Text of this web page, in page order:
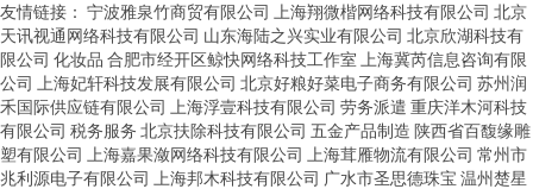
友情链接： 宁波雅泉竹商贸有限公司 上海翔微楷网络科技有限公司 北京
天讯视通网络科技有限公司 山东海陆之兴实业有限公司 北京欣湖科技有
限公司 化妆品 合肥市经开区鲸快网络科技工作室 上海冀芮信息咨询有限
公司
上海妃轩科技发展有限公司 北京好粮好菜电子商务有限公司 苏州润
禾国际供应链有限公司
上海浮壹科技有限公司 劳务派遣 重庆洋木河科技
有限公司 税务服务 北京扶除科技有限公司 五金产品制造 陕西省百馥缘雕
塑有限公司
上海嘉果潋网络科技有限公司 上海茸雁物流有限公司 常州市
兆利源电子有限公司
上海邦木科技有限公司 广水市圣思德珠宝 温州楚星